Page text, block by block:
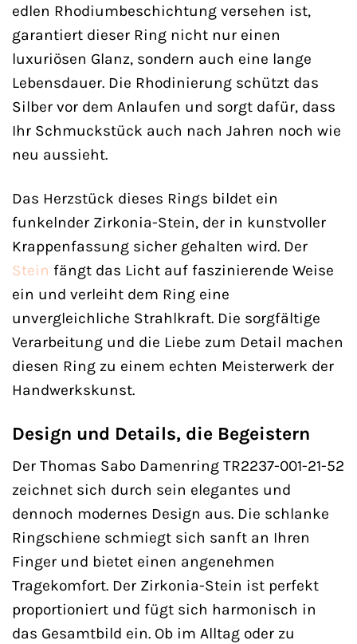
edlen Rhodiumbeschichtung versehen ist,
garantiert dieser Ring nicht nur einen
luxuriösen Glanz, sondern auch eine lange
Lebensdauer. Die Rhodinierung schützt das
Silber vor dem Anlaufen und sorgt dafür, dass
Ihr Schmuckstück auch nach Jahren noch wie
neu aussieht.
Das Herzstück dieses Rings bildet ein
funkelnder Zirkonia-Stein, der in kunstvoller
Krappenfassung sicher gehalten wird. Der
Stein fängt das Licht auf faszinierende Weise
ein und verleiht dem Ring eine
unvergleichliche Strahlkraft. Die sorgfältige
Verarbeitung und die Liebe zum Detail machen
diesen Ring zu einem echten Meisterwerk der
Handwerkskunst.
Design und Details, die Begeistern
Der Thomas Sabo Damenring TR2237-001-21-52
zeichnet sich durch sein elegantes und
dennoch modernes Design aus. Die schlanke
Ringschiene schmiegt sich sanft an Ihren
Finger und bietet einen angenehmen
Tragekomfort. Der Zirkonia-Stein ist perfekt
proportioniert und fügt sich harmonisch in
das Gesamtbild ein. Ob im Alltag oder zu